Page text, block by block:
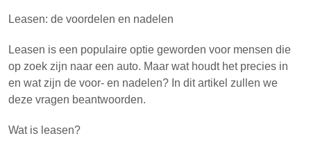
Leasen: de voordelen en nadelen
Leasen is een populaire optie geworden voor mensen die
op zoek zijn naar een auto. Maar wat houdt het precies in
en wat zijn de voor- en nadelen? In dit artikel zullen we
deze vragen beantwoorden.
Wat is leasen?